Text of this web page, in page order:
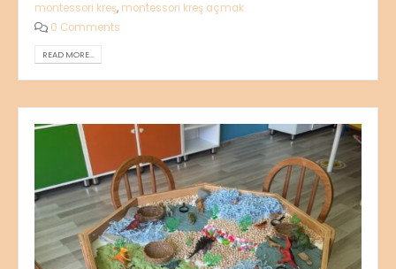
montessori kreş, montessori kreş açmak
0 Comments
READ MORE...